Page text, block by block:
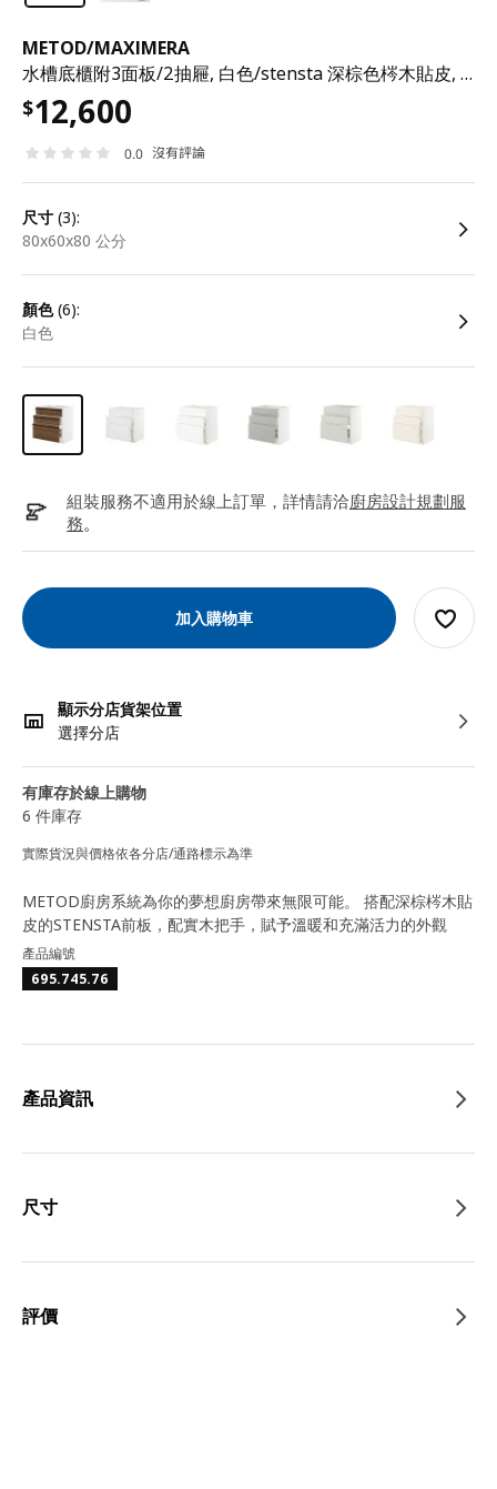
METOD/MAXIMERA
水槽底櫃附3面板/2抽屜, 白色/stensta 深棕色梣木貼皮, 80x60x80 公分
$12,600
0.0 沒有評論
尺寸 (3):
80x60x80 公分
顏色(6):
白色
組裝服務不適用於線上訂單，詳情請洽廚房設計規劃服
務。
加入購物車
顯示分店貨架位置
選擇分店
有庫存於線上購物
6 件庫存
實際貨況與價格依各分店/通路標示為準
METOD廚房系統為你的夢想廚房帶來無限可能。 搭配深棕梣木貼
皮的STENSTA前板，配實木把手，賦予溫暖和充滿活力的外觀
產品編號
695.745.76
產品資訊
尺寸
評價